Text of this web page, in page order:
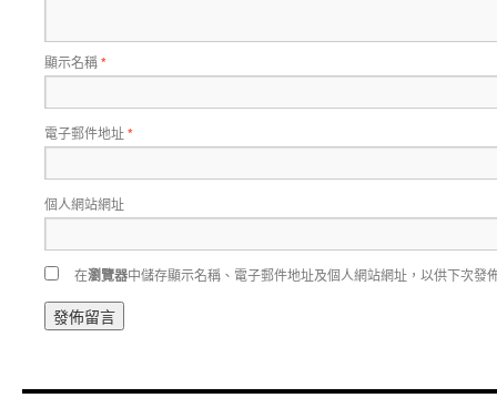
顯示名稱*
電子郵件地址*
個人網站網址
在瀏覽器中儲存顯示名稱、電子郵件地址及個人網站網址，以供下次發